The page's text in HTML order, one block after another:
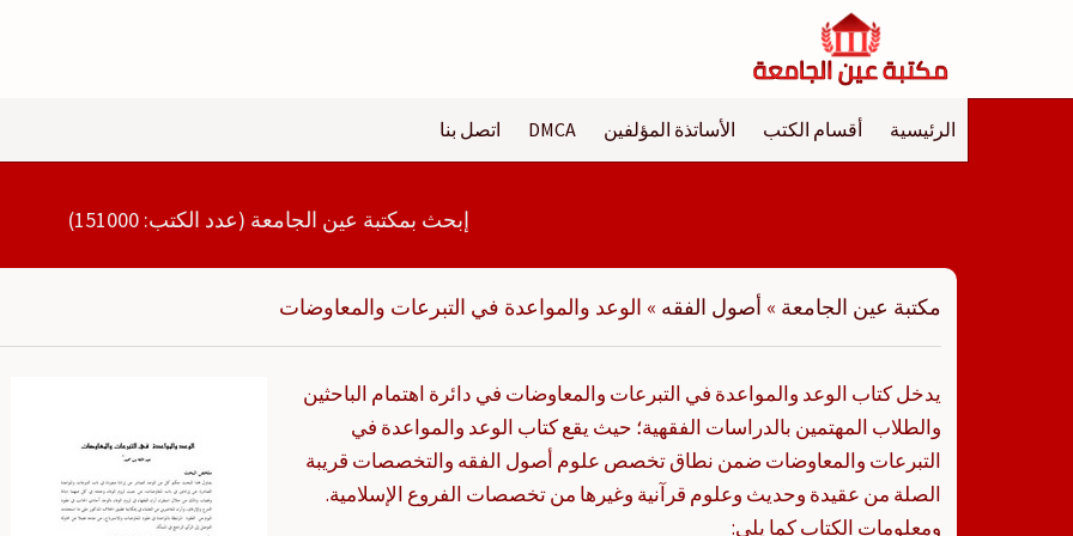
الرئيسية أقسام الكتب الأساتذة المؤلفين DMCA اتصل بنا
إبحث بمكتبة عين الجامعة (عدد الكتب: 151000)
مكتبة عين الجامعة » أصول الفقه » الوعد والمواعدة في التبرعات والمعاوضات
يدخل كتاب الوعد والمواعدة في التبرعات والمعاوضات في دائرة اهتمام الباحثين
والطلاب المهتمين بالدراسات الفقهية؛ حيث يقع كتاب الوعد والمواعدة في
التبرعات والمعاوضات ضمن نطاق تخصص علوم أصول الفقه والتخصصات قريبة
الصلة من عقيدة وحديث وعلوم قرآنية وغيرها من تخصصات الفروع الإسلامية.
ومعلومات الكتاب كما يلي: